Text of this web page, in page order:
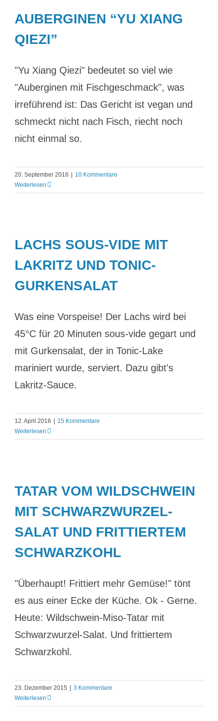
AUBERGINEN “YU XIANG
QIEZI”
"Yu Xiang Qiezi" bedeutet so viel wie
"Auberginen mit Fischgeschmack", was
irreführend ist: Das Gericht ist vegan und
schmeckt nicht nach Fisch, riecht noch
nicht einmal so.
20. September 2016
10 Kommentare
Weiterlesen
LACHS SOUS-VIDE MIT
LAKRITZ UND TONIC-
GURKENSALAT
Was eine Vorspeise! Der Lachs wird bei
45°C für 20 Minuten sous-vide gegart und
mit Gurkensalat, der in Tonic-Lake
mariniert wurde, serviert. Dazu gibt's
Lakritz-Sauce.
12. April 2016
15 Kommentare
Weiterlesen
TATAR VOM WILDSCHWEIN
MIT SCHWARZWURZEL-
SALAT UND FRITTIERTEM
SCHWARZKOHL
"Überhaupt! Frittiert mehr Gemüse!" tönt
es aus einer Ecke der Küche. Ok - Gerne.
Heute: Wildschwein-Miso-Tatar mit
Schwarzwurzel-Salat. Und frittiertem
Schwarzkohl.
23. Dezember 2015
3 Kommentare
Weiterlesen